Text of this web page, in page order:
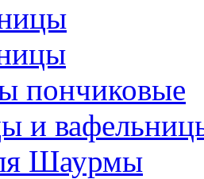
пончиковые
и
Шаурмы